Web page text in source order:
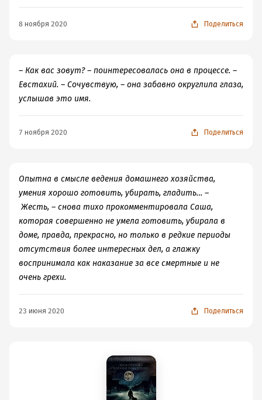
8 ноября 2020 Поделиться
– Как вас зовут? – поинтересовалась она в процессе. –
Евстахий. – Сочувствую, – она забавно округлила глаза,
услышав это имя.
7 ноября 2020 Поделиться
Опытна в смысле ведения домашнего хозяйства,
умения хорошо готовить, убирать, гладить… –
Жесть, – снова тихо прокомментировала Саша,
которая совершенно не умела готовить, убирала в
доме, правда, прекрасно, но только в редкие периоды
отсутствия более интересных дел, а глажку
воспринимала как наказание за все смертные и не
очень грехи.
23 июня 2020 Поделиться